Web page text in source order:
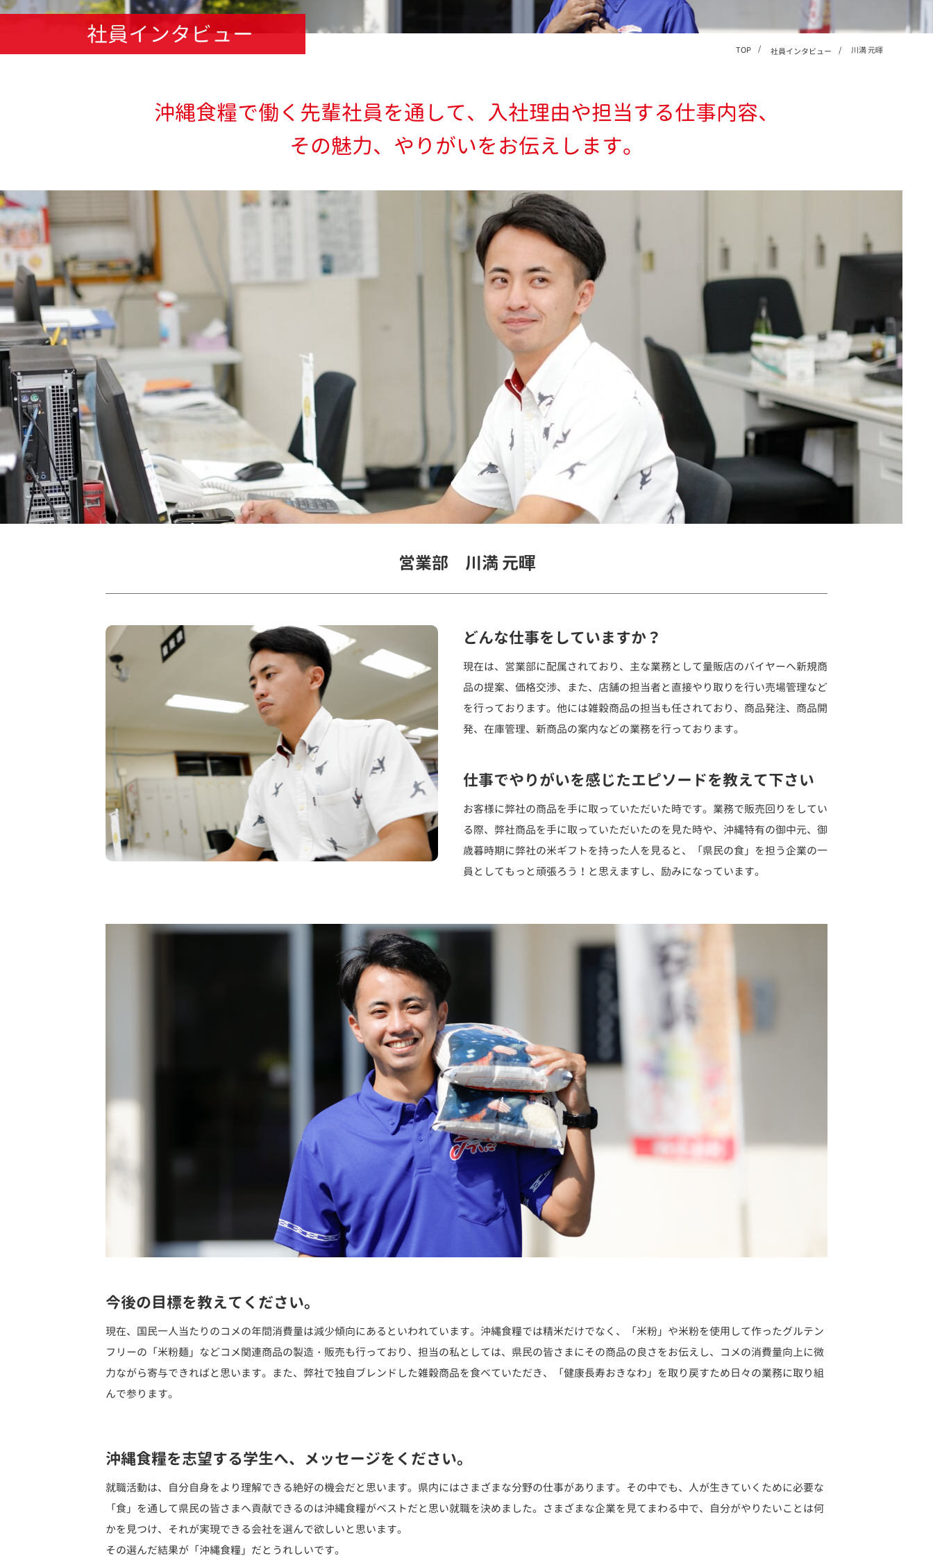
社員インタビュー
TOP 社員インタビュー 川満 元暉
沖縄食糧で働く先輩社員を通して、入社理由や担当する仕事内容、
その魅力、やりがいをお伝えします。
営業部 川満 元暉
どんな仕事をしていますか？
現在は、営業部に配属されており、主な業務として量販店のバイヤーへ新規商
品の提案、価格交渉、また、店舗の担当者と直接やり取りを行い売場管理など
を行っております。他には雑穀商品の担当も任されており、商品発注、商品開
発、在庫管理、新商品の案内などの業務を行っております。
仕事でやりがいを感じたエピソードを教えて下さい
お客様に弊社の商品を手に取っていただいた時です。業務で販売回りをしてい
る際、弊社商品を手に取っていただいたのを見た時や、沖縄特有の御中元、御
歳暮時期に弊社の米ギフトを持った人を見ると、「県民の食」を担う企業の一
員としてもっと頑張ろう！と思えますし、励みになっています。
今後の目標を教えてください。
現在、国民一人当たりのコメの年間消費量は減少傾向にあるといわれています。沖縄食糧では精米だけでなく、「米粉」や米粉を使用して作ったグルテン
フリーの「米粉麺」などコメ関連商品の製造・販売も行っており、担当の私としては、県民の皆さまにその商品の良さをお伝えし、コメの消費量向上に微
力ながら寄与できればと思います。また、弊社で独自ブレンドした雑穀商品を食べていただき、「健康長寿おきなわ」を取り戻すため日々の業務に取り組
んで参ります。
沖縄食糧を志望する学生へ、メッセージをください。
就職活動は、自分自身をより理解できる絶好の機会だと思います。県内にはさまざまな分野の仕事があります。その中でも、人が生きていくために必要な
「食」を通して県民の皆さまへ貢献できるのは沖縄食糧がベストだと思い就職を決めました。さまざまな企業を見てまわる中で、自分がやりたいことは何
かを見つけ、それが実現できる会社を選んで欲しいと思います。
その選んだ結果が「沖縄食糧」だとうれしいです。